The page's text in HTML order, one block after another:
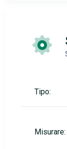
Tipo:
Misurare: